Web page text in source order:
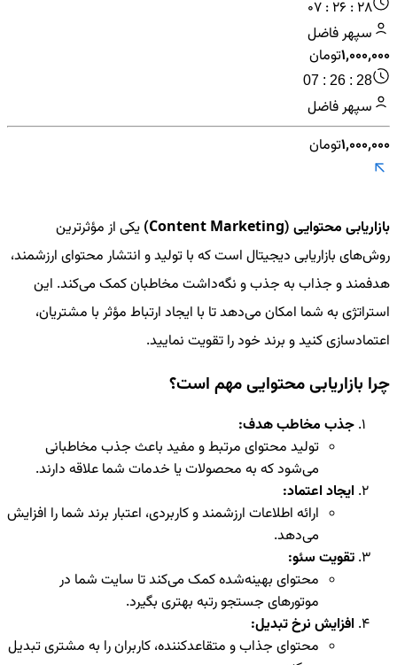
07 : 26 : 28
سپهر فاضل
۱٬۰۰۰٬۰۰۰تومان
07 : 26 : 28
سپهر فاضل
۱٬۰۰۰٬۰۰۰تومان
بازاریابی محتوایی (Content Marketing)
یکی از مؤثرترین
روش‌های بازاریابی دیجیتال است که با تولید و انتشار محتوای ارزشمند،
هدفمند و جذاب به جذب و نگه‌داشت مخاطبان کمک می‌کند. این
استراتژی به شما امکان می‌دهد تا با ایجاد ارتباط مؤثر با مشتریان،
اعتمادسازی کنید و برند خود را تقویت نمایید.
چرا بازاریابی محتوایی مهم است؟
جذب مخاطب هدف:
تولید محتوای مرتبط و مفید باعث جذب مخاطبانی
می‌شود که به محصولات یا خدمات شما علاقه دارند.
ایجاد اعتماد:
ارائه اطلاعات ارزشمند و کاربردی، اعتبار برند شما را افزایش
می‌دهد.
تقویت سئو:
محتوای بهینه‌شده کمک می‌کند تا سایت شما در
موتورهای جستجو رتبه بهتری بگیرد.
افزایش نرخ تبدیل:
محتوای جذاب و متقاعدکننده، کاربران را به مشتری تبدیل